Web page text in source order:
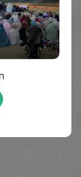
Nirlaba milik
yang
masyarakat
infak,